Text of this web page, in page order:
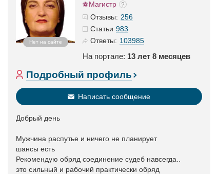
Нет на сайте
Магистр
Отзывы: 256
Статьи 983
Ответы: 103985
На портале: 13 лет 8 месяцев
Подробный профиль
Написать сообщение
Добрый день
Мужчина распутье и ничего не планирует
шансы есть
Рекомендую обряд соединение судеб навсегда..
это сильный и рабочий практически обряд